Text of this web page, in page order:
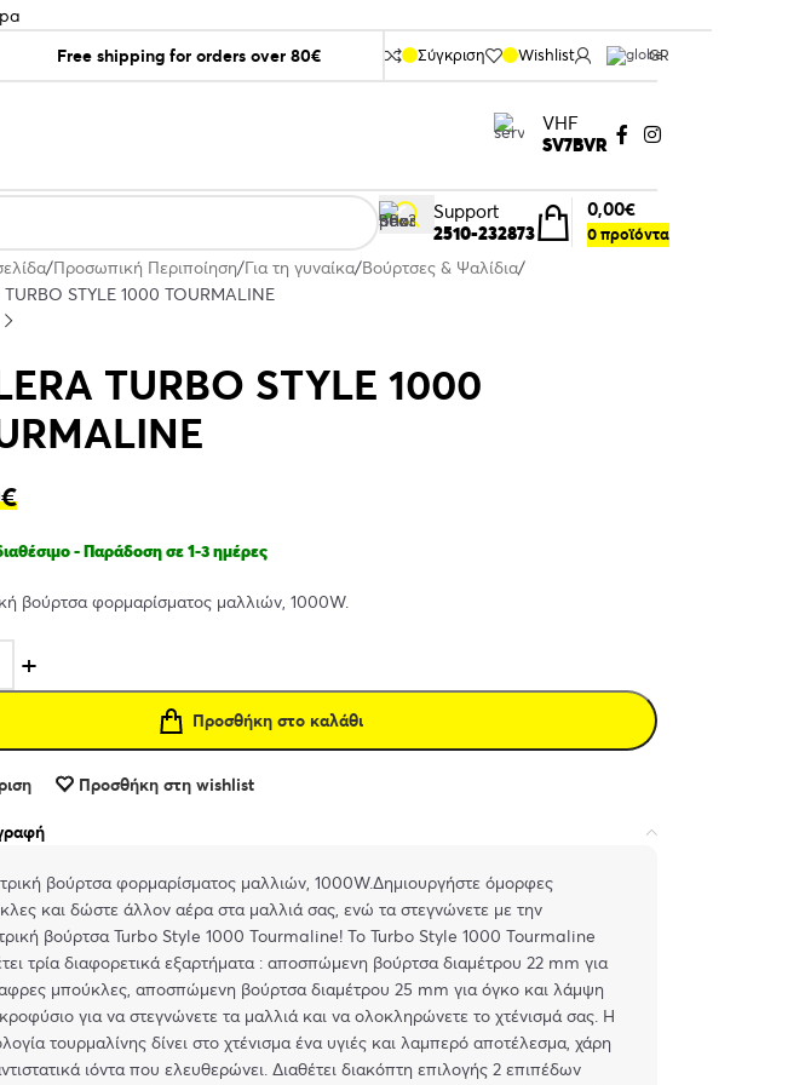
Free shipping for orders over 80€ Σύγκριση Wishlist GR
VHF
SV7BVR
Support
2510-232873
0προϊόντα
0,00€
Προσωπική Περιποίηση Για τη γυναίκα Βούρτσες & Ψαλίδια
TURBO STYLE 1000 TOURMALINE
TURBO STYLE 1000
€
- Παράδοση σε 1-3 ημέρες
βούρτσα φορμαρίσματος μαλλιών, 1000W.
Προσθήκη στο καλάθι
Προσθήκη στη wishlist
βούρτσα φορμαρίσματος μαλλιών, 1000W.Δημιουργήστε όμορφες
και δώστε άλλον αέρα στα μαλλιά σας, ενώ τα στεγνώνετε με την
βούρτσα Turbo Style 1000 Tourmaline! Το Turbo Style 1000 Tourmaline
τρία διαφορετικά εξαρτήματα : αποσπώμενη βούρτσα διαμέτρου 22 mm για
μπούκλες, αποσπώμενη βούρτσα διαμέτρου 25 mm για όγκο και λάμψη
για να στεγνώνετε τα μαλλιά και να ολοκληρώνετε το χτένισμά σας. Η
τουρμαλίνης δίνει στο χτένισμα ένα υγιές και λαμπερό αποτέλεσμα, χάρη
ιόντα που ελευθερώνει. Διαθέτει διακόπτη επιλογής 2 επιπέδων